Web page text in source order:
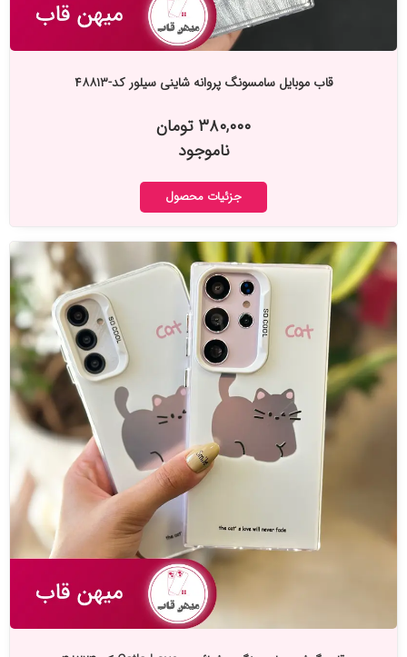
قاب موبایل سامسونگ پروانه شاینی سیلور کد-۴۸۸۱۳
۳۸۰,۰۰۰ تومان
ناموجود
جزئیات محصول